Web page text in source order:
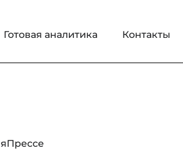
Готовая аналитика Контакты
Прессе